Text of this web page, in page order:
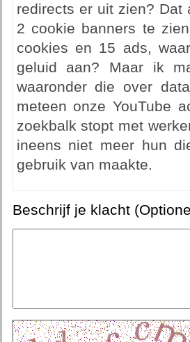
redirects er uit zien?
2 cookie banners te
cookies en 15 ads,
geluid aan? Maar ik
waaronder die over
meteen onze YouTube
zoekbalk stopt met
ineens niet meer hun
gebruik van maakte.
Beschrijf je klacht